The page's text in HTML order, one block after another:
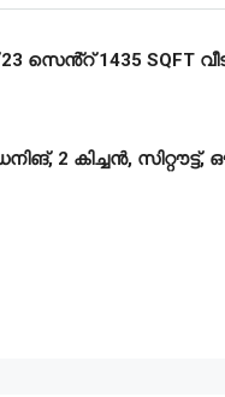
1435 SQFT
2 കിച്ചൻ,